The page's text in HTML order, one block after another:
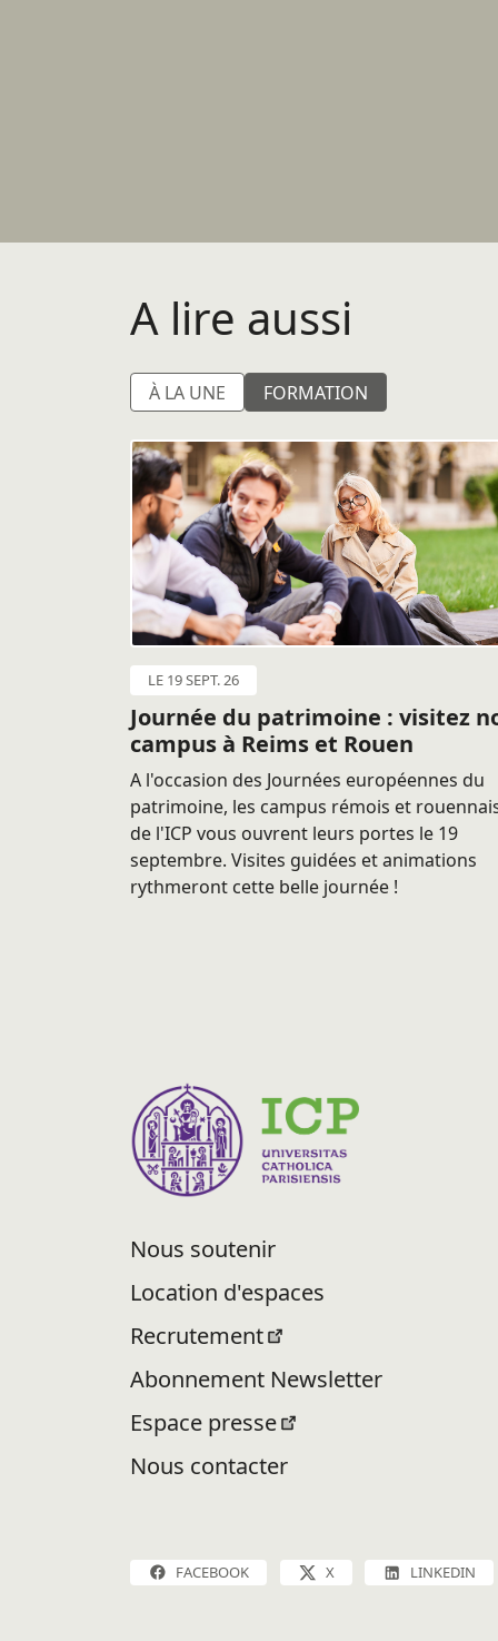
A lire aussi
À LA UNE FORMATION
LE 19 SEPT. 26
Journée du patrimoine : visitez
campus à Reims et Rouen
A l'occasion des Journées européennes du
patrimoine, les campus rémois et
de l'ICP vous ouvrent leurs portes le 19
septembre. Visites guidées et animations
rythmeront cette belle journée !
Nous soutenir
Location d'espaces
Recrutement
Abonnement Newsletter
Espace presse
Nous contacter
FACEBOOK X LINKEDIN